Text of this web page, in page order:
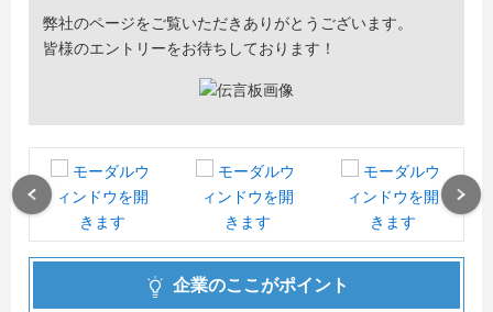
弊社のページをご覧いただきありがとうございます。
皆様のエントリーをお待ちしております！
企業のここがポイント